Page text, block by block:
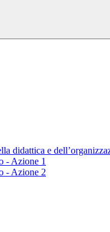
didattica e
- Azione 1
- Azione 2